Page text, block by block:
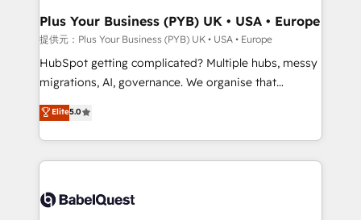
B2B SEO, paid media, and content. We work with
enterprise and growth-led companies across
technology, professional services, financial services
and industrial sectors. Offices in Johannesburg, Cape
implementations delivered. AI visibility coverage
across ChatGPT, Claude, Perplexity, Gemini and
Innovation HubSpot Impact Award - Platform
Migration Excellence HubSpot Impact Award -
Plus Your Business (PYB) UK • USA • Europe
提供元：Plus Your Business (PYB) UK • USA • Europe
HubSpot getting complicated? Multiple hubs, messy
migrations, AI, governance. We organise that
complexity, so your team can put HubSpot to work...
Welcome to our Profile! We help with: • CRM
implementation, reports, workflows, and team
training • CRM migration from Salesforce, Pipedrive,
custom API integrations with ERP (and other
Elite5.0